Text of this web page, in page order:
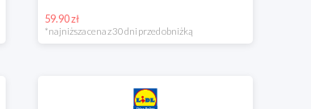
59.90 zł
*najniższa cena z 30 dni przed obniżką